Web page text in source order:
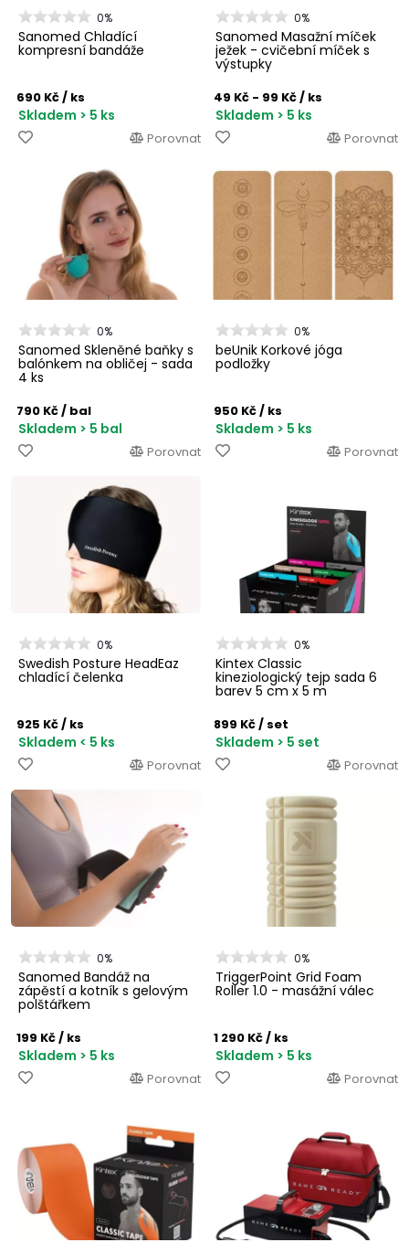
0%
Sanomed Chladící
kompresní bandáže
690 Kč/ ks
Skladem > 5 ks
Porovnat
0%
Sanomed Masažní míček
ježek - cvičební míček s
výstupky
49 Kč - 99 Kč/ ks
Skladem > 5 ks
Porovnat
0%
Sanomed Skleněné baňky s
balónkem na obličej - sada
4 ks
790 Kč/ bal
Skladem > 5 bal
Porovnat
0%
beUnik Korkové jóga
podložky
950 Kč/ ks
Skladem > 5 ks
Porovnat
0%
Swedish Posture HeadEaz
chladící čelenka
925 Kč/ ks
Skladem < 5 ks
Porovnat
0%
Kintex Classic
kineziologický tejp sada 6
barev 5 cm x 5 m
899 Kč/ set
Skladem > 5 set
Porovnat
0%
Sanomed Bandáž na
zápěstí a kotník s gelovým
polštářkem
199 Kč/ ks
Skladem > 5 ks
Porovnat
0%
TriggerPoint Grid Foam
Roller 1.0 - masážní válec
1 290 Kč/ ks
Skladem > 5 ks
Porovnat